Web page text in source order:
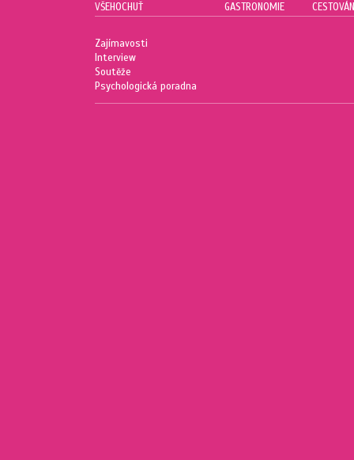
VŠEHOCHUŤ
Zajímavosti
Interview
Soutěže
Psychologická poradna
GASTRONOMIE